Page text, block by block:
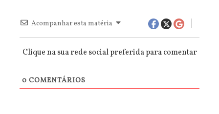
Acompanhar esta matéria
Clique na sua rede social preferida para comentar
0 COMENTÁRIOS